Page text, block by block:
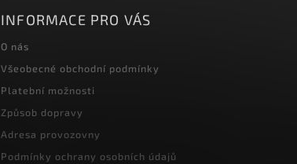
INFORMACE PRO VÁS
O nás
Všeobecné obchodní podmínky
Platební možnosti
Způsob dopravy
Adresa provozovny
Podmínky ochrany osobních údajů